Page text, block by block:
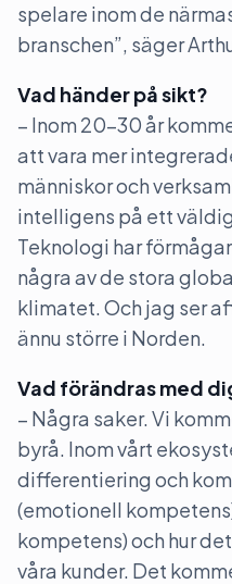
spelare inom de
branschen”, säger
Vad händer på sikt?
– Inom 20-30 år
att vara mer
människor och
intelligens på ett
Teknologi har
några av de stora
klimatet. Och jag ser
ännu större i Norden.
Vad förändras med
– Några saker. Vi
byrå. Inom vårt
differentiering och
(emotionell
kompetens) och hur
våra kunder. Det